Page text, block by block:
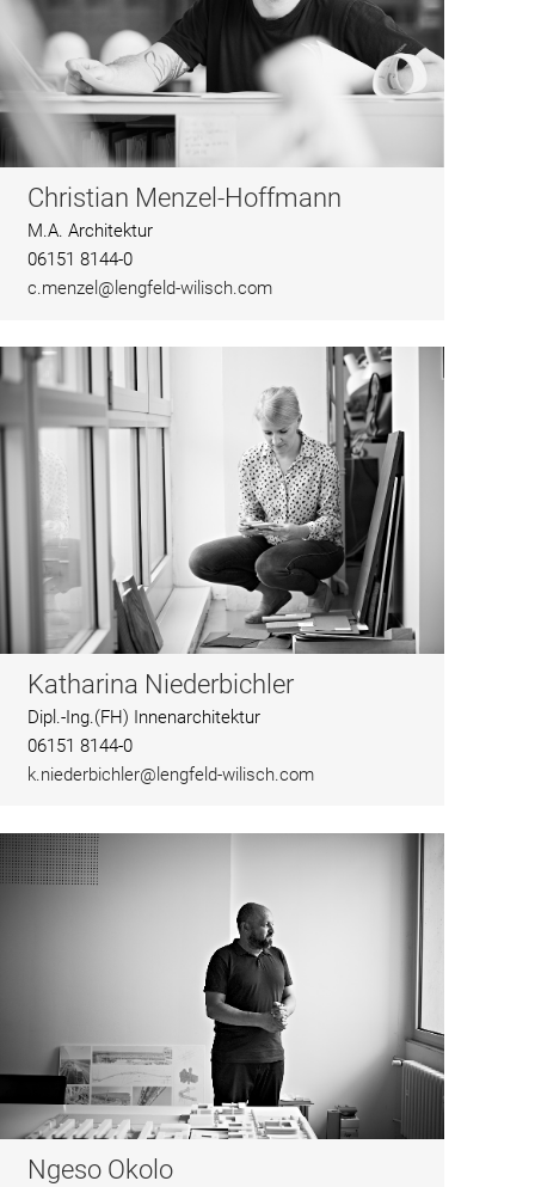
Christian Menzel-Hoffmann
M.A. Architektur
06151 8144-0
c.menzel@lengfeld-wilisch.com
Katharina Niederbichler
Dipl.-Ing.(FH) Innenarchitektur
06151 8144-0
k.niederbichler@lengfeld-wilisch.com
Ngeso Okolo